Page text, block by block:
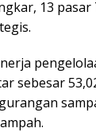
13
sebesar